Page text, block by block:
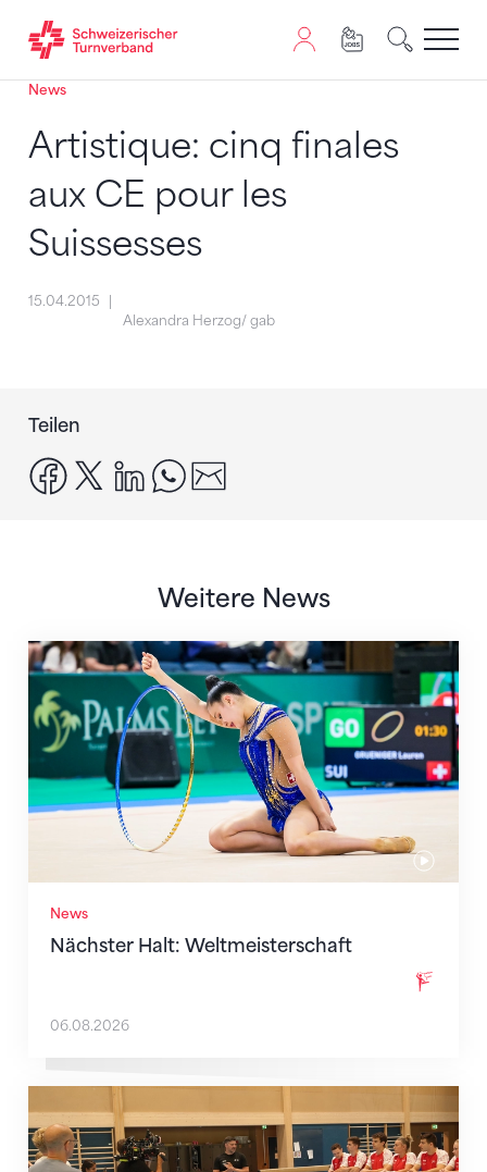
Zum Inhalt springen
Zur Sitemap navigieren
Zum Navigieren dieser Seite wird JavaScript benötigt.
News
Artistique: cinq finales
aux CE pour les
Suissesses
15.04.2015
Alexandra Herzog/ gab
Teilen
facebook
x linkedinwhatsapp
Weitere News
News
Nächster Halt: Weltmeisterschaft
Nächster Halt: Weltmeisterschaft
06.08.2026
Mit klaren Zielen nach Zagreb